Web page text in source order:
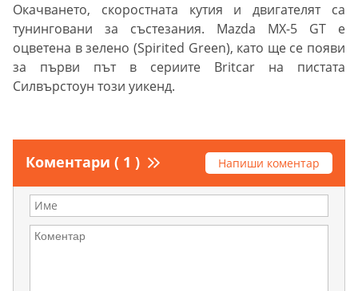
Окачването, скоростната кутия и двигателят са
тунинговани за състезания. Mazda MX-5 GT e
оцветена в зелено (Spirited Green), като ще се появи
за първи път в сериите Britcar на пистата
Силвърстоун този уикенд.
Коментари ( 1 ) Напиши коментар